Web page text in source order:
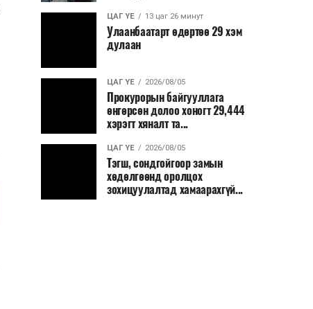
ЦАГ ҮЕ 13 цаг 26 минут
Улаанбаатарт өдөртөө 29 хэм
дулаан
ЦАГ ҮЕ 2026/08/05
Прокурорын байгууллага
өнгөрсөн долоо хоногт 29,444
хэрэгт хяналт та...
ЦАГ ҮЕ 2026/08/05
Тэгш, сондгойгоор замын
хөдөлгөөнд оролцох
зохицуулалтад хамаарахгүй...